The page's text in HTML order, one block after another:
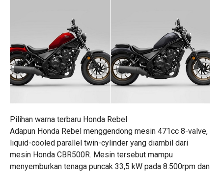
Pilihan warna terbaru Honda Rebel
Adapun Honda Rebel menggendong mesin 471cc 8-valve,
liquid-cooled parallel twin-cylinder yang diambil dari
mesin Honda CBR500R. Mesin tersebut mampu
menyemburkan tenaga puncak 33,5 kW pada 8.500rpm dan